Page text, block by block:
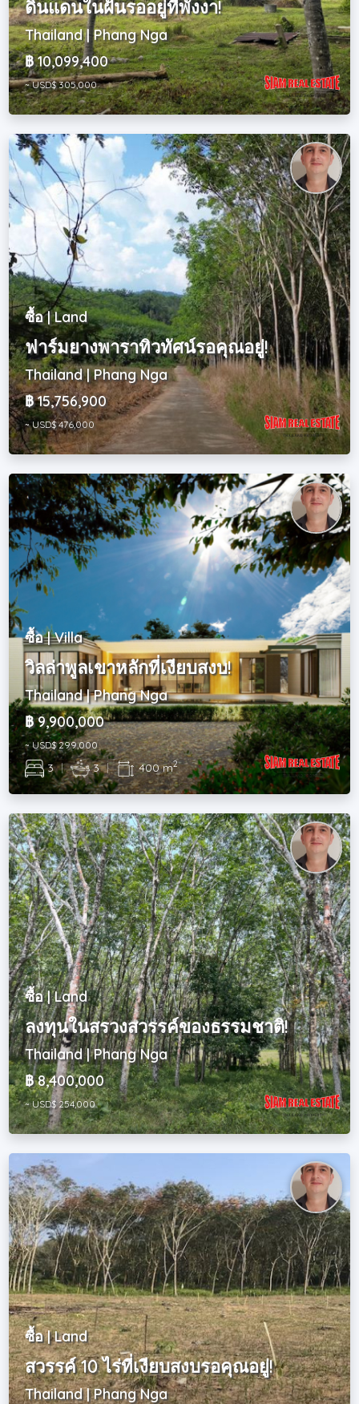
ดินแดนในฝันรออยู่ที่พังงา!
Thailand | Phang Nga
฿ 10,099,400
~ USD$ 305,000
ซื้อ | Land
ฟาร์มยางพาราทิวทัศน์รอคุณอยู่!
Thailand | Phang Nga
฿ 15,756,900
~ USD$ 476,000
ซื้อ | Villa
วิลล่าพูลเขาหลักที่เงียบสงบ!
Thailand | Phang Nga
฿ 9,900,000
~ USD$ 299,000
3 | 3 | 400 m2
ซื้อ | Land
ลงทุนในสรวงสวรรค์ของธรรมชาติ!
Thailand | Phang Nga
฿ 8,400,000
~ USD$ 254,000
ซื้อ | Land
สวรรค์ 10 ไร่ที่เงียบสงบรอคุณอยู่!
Thailand | Phang Nga